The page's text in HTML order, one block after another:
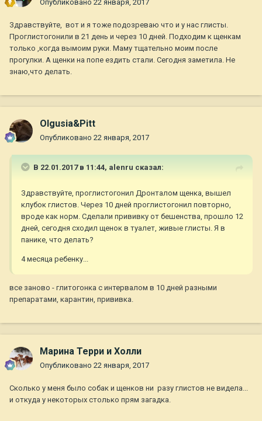
Опубликовано 22 января, 2017
Здравствуйте, вот и я тоже подозреваю что и у нас глисты.
Проглистогонили в 21 день и через 10 дней. Подходим к щенкам
только ,когда вымоим руки. Маму тщательно моим после
прогулки. А щенки на попе ездить стали. Сегодня заметила. Не
знаю,что делать.
Olgusia&Pitt
Опубликовано 22 января, 2017
В 22.01.2017 в 11:44, alenru сказал:
Здравствуйте, проглистогонил Дронталом щенка, вышел
клубок глистов. Через 10 дней проглистогонил повторно,
вроде как норм. Сделали прививку от бешенства, прошло 12
дней, сегодня сходил щенок в туалет, живые глисты. Я в
панике, что делать?
4 месяца ребенку...
все заново - глитогонка с интервалом в 10 дней разными
препаратами, карантин, прививка.
Марина Терри и Холли
Опубликовано 22 января, 2017
Сколько у меня было собак и щенков ни разу глистов не видела...
и откуда у некоторых столько прям загадка.